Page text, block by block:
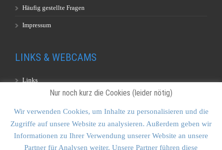
Häufig gestellte Fragen
Impressum
LINKS & WEBCAMS
Links
KONTAKT & SITEMAP
Nur noch kurz die Cookies (leider nötig)
Wir verwenden Cookies, um Inhalte zu personalisieren und die
Zugriffe auf unsere Website zu analysieren. Außerdem geben wir
Informationen zu Ihrer Verwendung unserer Website an unsere
Partner für Analysen weiter. Unsere Partner führen diese